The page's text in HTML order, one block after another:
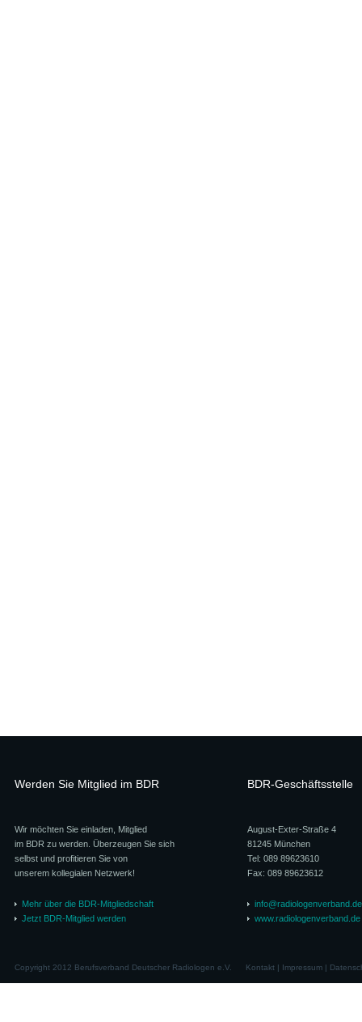
Werden Sie Mitglied im BDR
Wir möchten Sie einladen, Mitglied
im BDR zu werden. Überzeugen Sie sich
selbst und profitieren Sie von
unserem kollegialen Netzwerk!
Mehr über die BDR-Mitgliedschaft
Jetzt BDR-Mitglied werden
BDR-Geschäftsstelle
August-Exter-Straße 4
81245 München
Tel: 089 89623610
Fax: 089 89623612
info@radiologenverband.de
www.radiologenverband.de
Copyright 2012 Berufsverband Deutscher Radiologen e.V. Kontakt| Impressum|